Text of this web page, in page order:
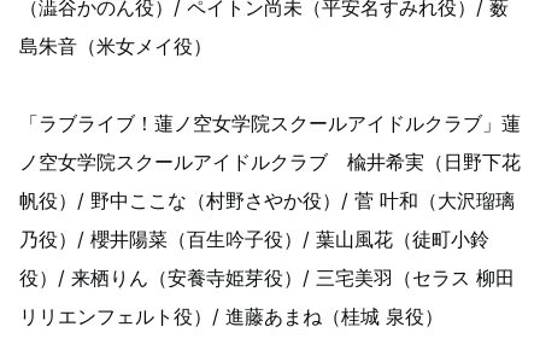
（澁谷かのん役）/ ペイトン尚未（平安名すみれ役）/ 薮
島朱音（米女メイ役）
「ラブライブ！蓮ノ空女学院スクールアイドルクラブ」蓮
ノ空女学院スクールアイドルクラブ 楡井希実（日野下花
帆役）/ 野中ここな（村野さやか役）/ 菅 叶和（大沢瑠璃
乃役）/ 櫻井陽菜（百生吟子役）/ 葉山風花（徒町小鈴
役）/ 来栖りん（安養寺姫芽役）/ 三宅美羽（セラス 柳田
リリエンフェルト役）/ 進藤あまね（桂城 泉役）